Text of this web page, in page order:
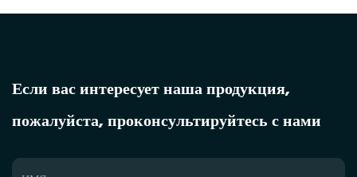
Если вас интересует наша продукция,
пожалуйста, проконсультируйтесь с нами